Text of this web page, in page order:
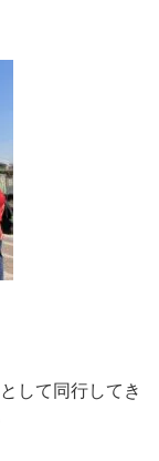
して同行してき